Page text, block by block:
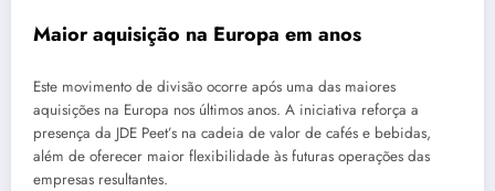
Maior aquisição na Europa em anos
Este movimento de divisão ocorre após uma das maiores
aquisições na Europa nos últimos anos. A iniciativa reforça a
presença da JDE Peet’s na cadeia de valor de cafés e bebidas,
além de oferecer maior flexibilidade às futuras operações das
empresas resultantes.